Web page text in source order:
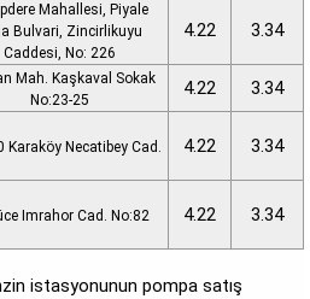
Mahallesi, Piyale
Bulvari, Zincirlikuyu
Caddesi, No: 226
4.22 3.34
Mah. Kaşkaval Sokak
No:23-25
4.22 3.34
Karaköy Necatibey Cad. 4.22 3.34
Imrahor Cad. No:82 4.22 3.34
istasyonunun pompa satış